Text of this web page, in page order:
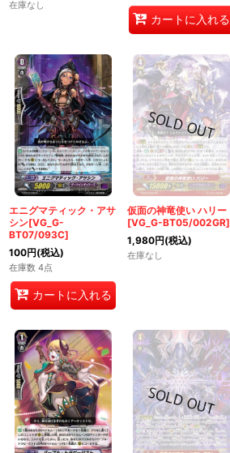
在庫なし
カートに入れる
エニグマティック・アサ
シン[VG_G-
BT07/093C]
100円(税込)
在庫数 4点
カートに入れる
仮面の神竜使い ハリー
[VG_G-BT05/002GR]
1,980円(税込)
在庫なし